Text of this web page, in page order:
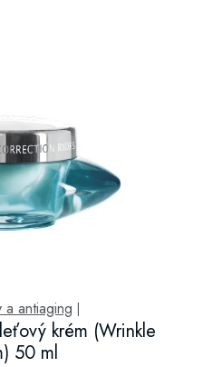
a antiaging
krém (Wrinkle
50 ml